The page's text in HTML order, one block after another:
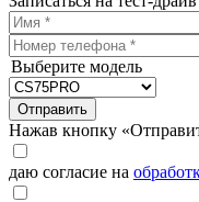
Выберите модель
Отправить
Нажав кнопку
даю согласие на